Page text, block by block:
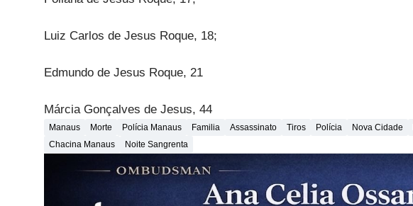
Luiz Carlos de Jesus Roque, 18;
Edmundo de Jesus Roque, 21
Márcia Gonçalves de Jesus, 44
Manaus Morte Polícia Manaus Familia Assassinato Tiros Polícia Nova Cidade
Chacina Manaus
Noite Sangrenta